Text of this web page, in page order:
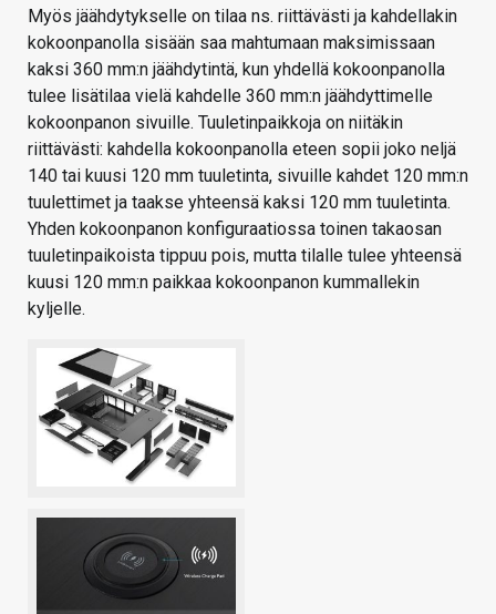
Myös jäähdytykselle on tilaa ns. riittävästi ja kahdellakin
kokoonpanolla sisään saa mahtumaan maksimissaan
kaksi 360 mm:n jäähdytintä, kun yhdellä kokoonpanolla
tulee lisätilaa vielä kahdelle 360 mm:n jäähdyttimelle
kokoonpanon sivuille. Tuuletinpaikkoja on niitäkin
riittävästi: kahdella kokoonpanolla eteen sopii joko neljä
140 tai kuusi 120 mm tuuletinta, sivuille kahdet 120 mm:n
tuulettimet ja taakse yhteensä kaksi 120 mm tuuletinta.
Yhden kokoonpanon konfiguraatiossa toinen takaosan
tuuletinpaikoista tippuu pois, mutta tilalle tulee yhteensä
kuusi 120 mm:n paikkaa kokoonpanon kummallekin
kyljelle.